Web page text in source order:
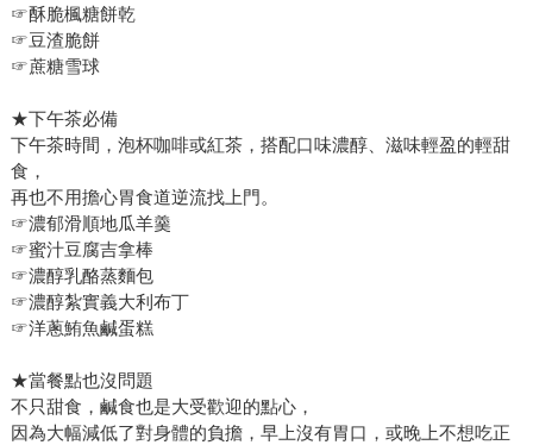
☞酥脆楓糖餅乾
☞豆渣脆餅
☞蔗糖雪球
★下午茶必備
下午茶時間，泡杯咖啡或紅茶，搭配口味濃醇、滋味輕盈的輕甜
食，
再也不用擔心胃食道逆流找上門。
☞濃郁滑順地瓜羊羹
☞蜜汁豆腐吉拿棒
☞濃醇乳酪蒸麵包
☞濃醇紮實義大利布丁
☞洋蔥鮪魚鹹蛋糕
★當餐點也沒問題
不只甜食，鹹食也是大受歡迎的點心，
因為大幅減低了對身體的負擔，早上沒有胃口，或晚上不想吃正